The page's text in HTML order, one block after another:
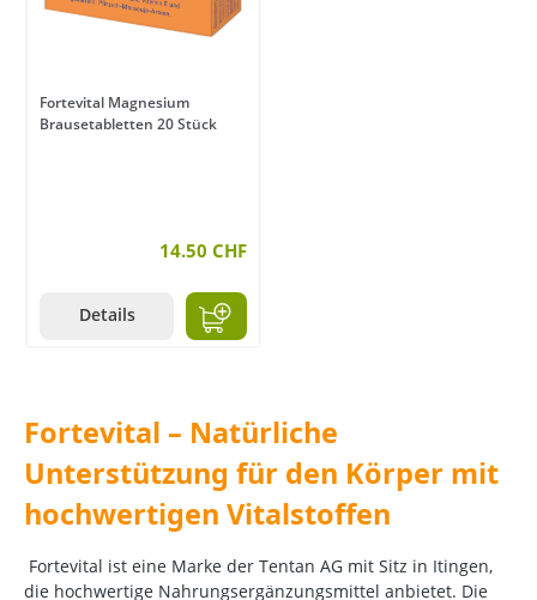
Fortevital Magnesium
Brausetabletten 20 Stück
14.50 CHF
Details
Fortevital – Natürliche
Unterstützung für den Körper mit
hochwertigen Vitalstoffen
Fortevital ist eine Marke der Tentan AG mit Sitz in Itingen,
die hochwertige Nahrungsergänzungsmittel anbietet. Die